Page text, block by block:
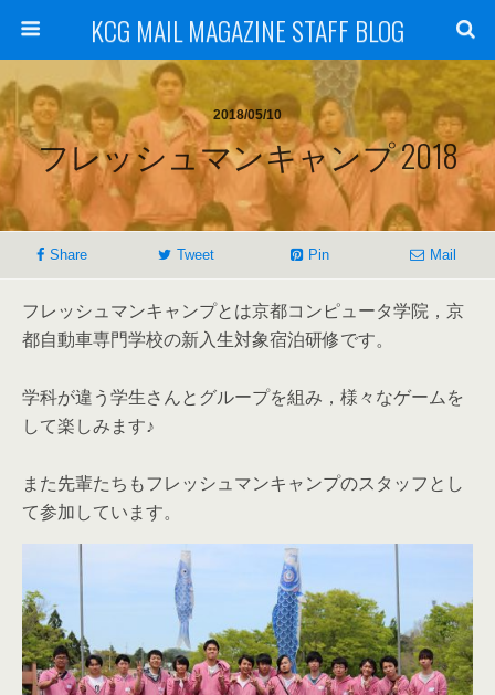
KCG MAIL MAGAZINE STAFF BLOG
2018/05/10
フレッシュマンキャンプ 2018
Share Tweet Pin Mail
フレッシュマンキャンプとは京都コンピュータ学院，京
都自動車専門学校の新入生対象宿泊研修です。
学科が違う学生さんとグループを組み，様々なゲームを
して楽しみます♪
また先輩たちもフレッシュマンキャンプのスタッフとし
て参加しています。